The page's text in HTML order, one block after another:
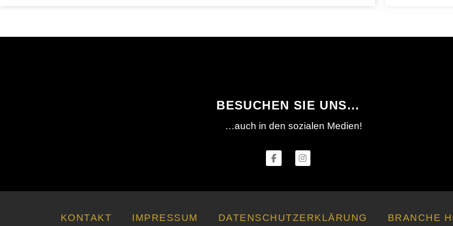
BESUCHEN SIE UNS...
…auch in den sozialen Medien!
KONTAKT IMPRESSUM DATENSCHUTZERKLÄRUNG BRANCHE